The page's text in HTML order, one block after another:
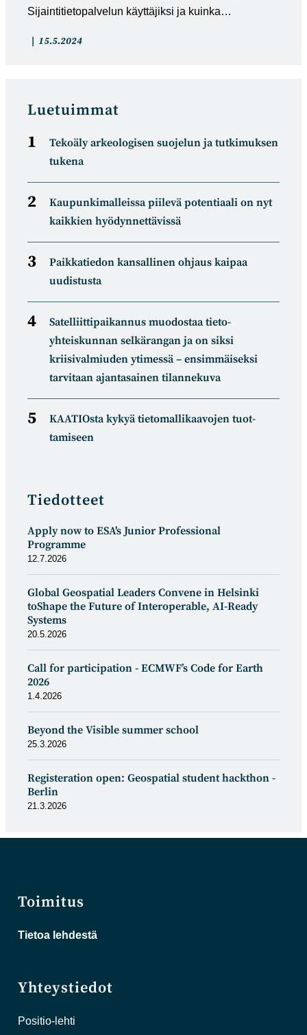
Sijaintitietopalvelun käyttäjiksi ja kuinka…
Artikkelin
Artikkeli
15.5.2024
Luetuimmat
Tekoäly arkeologisen suojelun ja tutkimuksen
tukena
Kaupunkimalleissa piilevä potentiaali on nyt
kaikkien hyödynnettävissä
Paikkatiedon kansallinen ohjaus kaipaa
uudistusta
Satelliitti­paikannus muodostaa tieto­
yhteiskunnan selkä­rangan ja on siksi
kriisivalmiuden ytimessä – ensimmäiseksi
tarvitaan ajantasainen tilannekuva
KAATIOsta kykyä tietomal­likaa­vojen tuot­
tamiseen
Tiedotteet
Apply now to ESA's Junior Professional
Programme
12.7.2026
Global Geospatial Leaders Convene in Helsinki
toShape the Future of Interoperable, AI-Ready
Systems
20.5.2026
Call for participation - ECMWF’s Code for Earth
2026
1.4.2026
Beyond the Visible summer school
25.3.2026
Registeration open: Geospatial student hackthon -
Berlin
21.3.2026
Toimitus
Tietoa lehdestä
Yhteystiedot
Positio-lehti